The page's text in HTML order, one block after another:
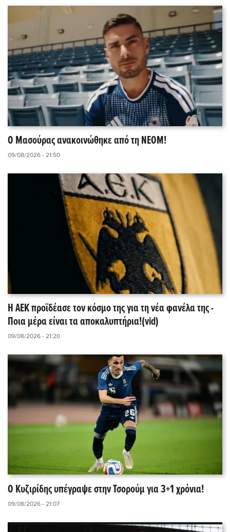
O Μασούρας ανακοινώθηκε από τη ΝΕΟΜ!
09/08/2026 - 21:50
Η ΑΕΚ προϊδέασε τον κόσμο της για τη νέα φανέλα της -
Ποια μέρα είναι τα αποκαλυπτήρια!(vid)
09/08/2026 - 21:20
Ο Κυζιρίδης υπέγραψε στην Τσορούμ για 3+1 χρόνια!
09/08/2026 - 21:07